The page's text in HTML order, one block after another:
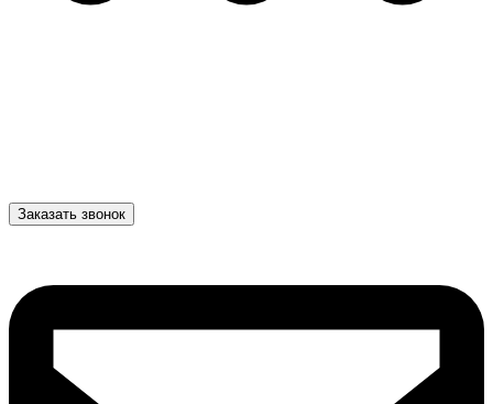
Заказать звонок